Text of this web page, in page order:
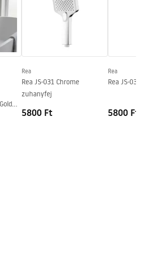
mm
24 Hónap
_24.pdf
Rea
Rea JS-031 Chrome
zuhanyfej
5800 Ft
Rea
Rea JS-031
5800 Ft